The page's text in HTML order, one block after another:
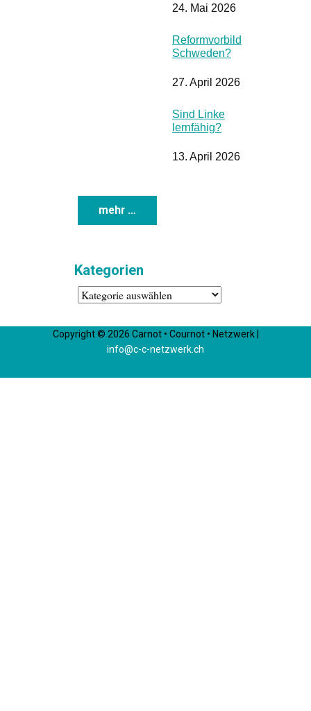
24. Mai 2026
Reformvorbild
Schweden?
27. April 2026
Sind Linke
lernfähig?
13. April 2026
Kategorien
Kategorien
Copyright © 2026 Carnot • Cournot • Netzwerk |
info@c-c-netzwerk.ch